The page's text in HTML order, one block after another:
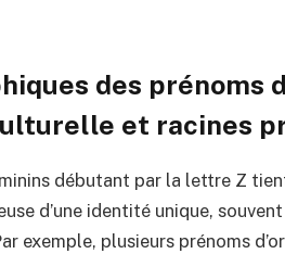
des prénoms
et racines
débutant par la lettre Z
d’une identité unique,
exemple, plusieurs prénoms